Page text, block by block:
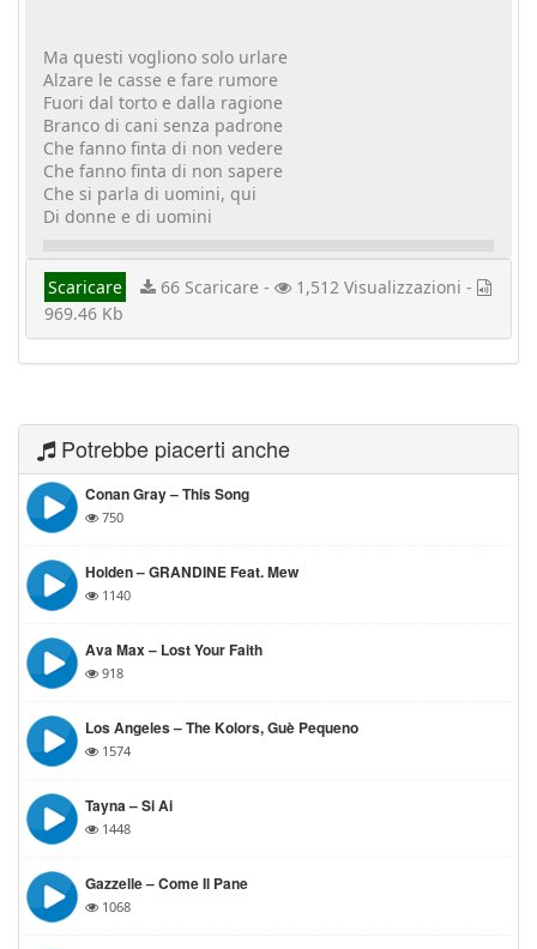
Ma questi vogliono solo urlare
Alzare le casse e fare rumore
Fuori dal torto e dalla ragione
Branco di cani senza padrone
Che fanno finta di non vedere
Che fanno finta di non sapere
Che si parla di uomini, qui
Di donne e di uomini
Scaricare 66 Scaricare -
1,512 Visualizzazioni -
969.46 Kb
Potrebbe piacerti anche
Conan Gray – This Song
750
Holden – GRANDINE Feat. Mew
1140
Ava Max – Lost Your Faith
918
Los Angeles – The Kolors, Guè Pequeno
1574
Tayna – Si Ai
1448
Gazzelle – Come Il Pane
1068